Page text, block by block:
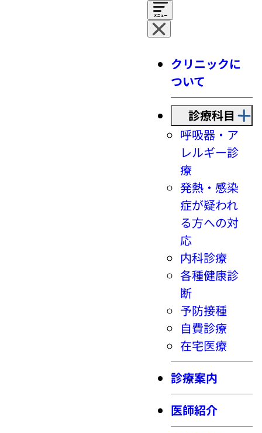
クリニックに
ついて
診療科目
呼吸器・ア
レルギー診
療
発熱・感染
症が疑われ
る方への対
応
内科診療
各種健康診
断
予防接種
自費診療
在宅医療
診療案内
医師紹介